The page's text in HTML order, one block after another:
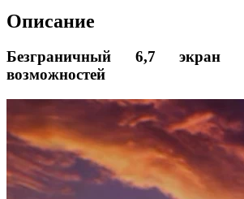
Описание
Безграничный 6,7 экран
возможностей